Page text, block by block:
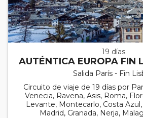
19 días
AUTÉNTICA EUROPA FIN
Salida París - Fin
Circuito de viaje de 19 días por
Venecia, Ravena, Asis, Roma,
Levante, Montecarlo, Costa
Madrid, Granada, Nerja,